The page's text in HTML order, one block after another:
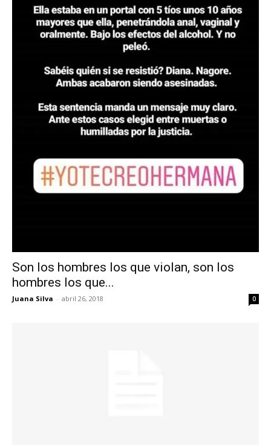
Son los hombres los que violan, son los
hombres los que...
Juana Silva - abril 26, 2018 0